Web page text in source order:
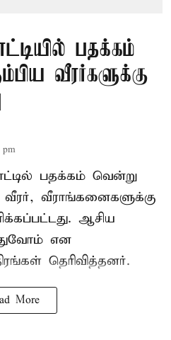
பதக்கம்
வீரர்களுக்கு
pm
பதக்கம் வென்று
வீரர், வீராங்கனைகளுக்கு
ஆசிய
என
தெரிவித்தனர்.
More